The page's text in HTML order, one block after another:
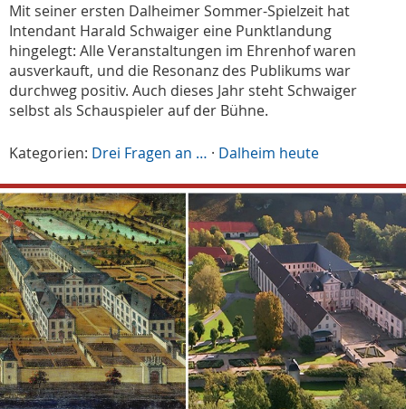
Mit seiner ersten Dalheimer Sommer-Spielzeit hat
Intendant Harald Schwaiger eine Punktlandung
hingelegt: Alle Veranstaltungen im Ehrenhof waren
ausverkauft, und die Resonanz des Publikums war
durchweg positiv. Auch dieses Jahr steht Schwaiger
selbst als Schauspieler auf der Bühne.
Kategorien: Drei Fragen an … · Dalheim heute